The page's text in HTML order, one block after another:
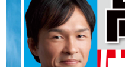
ン